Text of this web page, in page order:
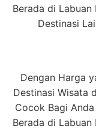
Berada di
Destinasi
Dengan Harga
Destinasi Wisata
Cocok Bagi
Berada di